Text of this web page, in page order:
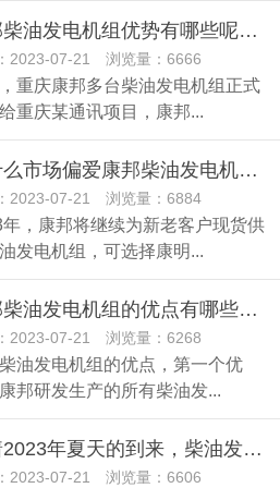
康邦柴油发电机组优势有哪些呢？带您一分钟了解柴油发电机组
2023-07-21 浏览量：6666
重庆康邦多台柴油发电机组正式
重庆某通讯项目，康邦...
为什么市场偏爱康邦柴油发电机？ 它有哪些优势呢？
2023-07-21 浏览量：6884
，康邦将继续为新老客户现货供
发电机组，可选择康明...
康邦柴油发电机组的优点有哪些？一起来详细了解一下吧
2023-07-21 浏览量：6268
油发电机组的优点，第一个优
邦研发生产的所有柴油发...
随着2023年夏天的到来，柴油发电机组是可靠电力保障的设备吗？
2023-07-21 浏览量：6606